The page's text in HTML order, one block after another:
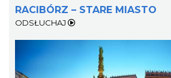
RACIBÓRZ – STARE MIASTO
ODSŁUCHAJ